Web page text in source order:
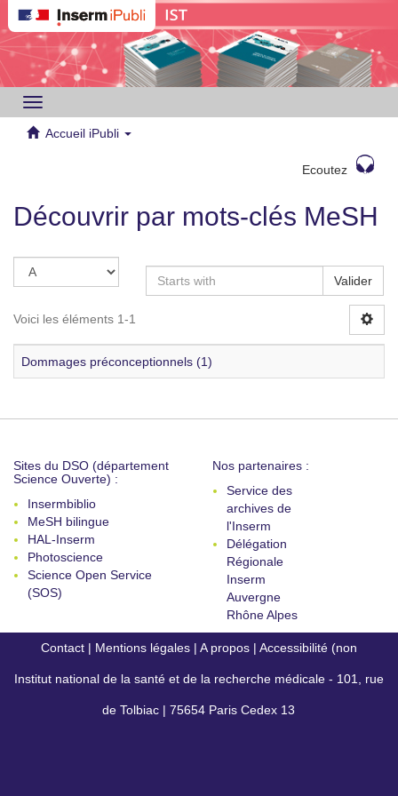
Toggle
navigation
Accueil iPubli
Ecoutez
Découvrir par mots-clés MeSH
Valider
Voici les éléments 1-1
Dommages préconceptionnels (1)
Sites du DSO (département
Science Ouverte) :
Insermbiblio
MeSH bilingue
HAL-Inserm
Photoscience
Science Open Service
(SOS)
Nos partenaires :
Service des
archives de
l'Inserm
Délégation
Régionale
Inserm
Auvergne
Rhône Alpes
Contact | Mentions légales | A propos | Accessibilité (non
conforme)
Institut national de la santé et de la recherche médicale - 101, rue
de Tolbiac | 75654 Paris Cedex 13